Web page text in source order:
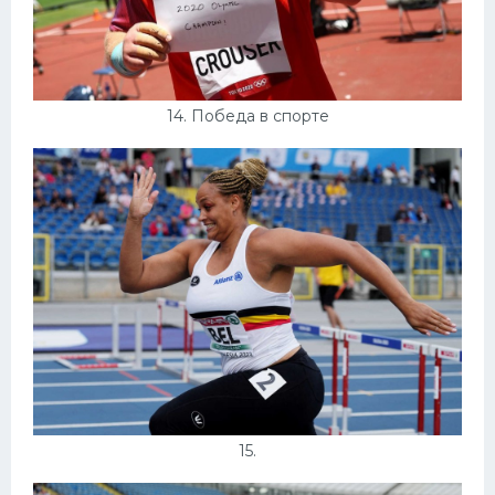
14. Победа в спорте
15.